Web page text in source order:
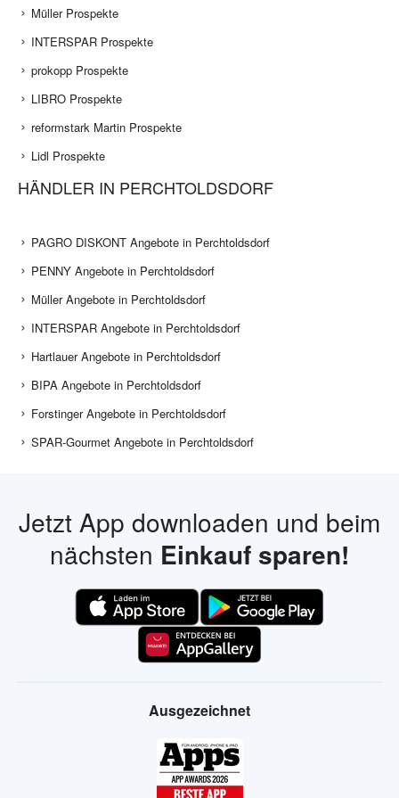
Müller Prospekte
INTERSPAR Prospekte
prokopp Prospekte
LIBRO Prospekte
reformstark Martin Prospekte
Lidl Prospekte
HÄNDLER IN PERCHTOLDSDORF
PAGRO DISKONT Angebote in Perchtoldsdorf
PENNY Angebote in Perchtoldsdorf
Müller Angebote in Perchtoldsdorf
INTERSPAR Angebote in Perchtoldsdorf
Hartlauer Angebote in Perchtoldsdorf
BIPA Angebote in Perchtoldsdorf
Forstinger Angebote in Perchtoldsdorf
SPAR-Gourmet Angebote in Perchtoldsdorf
Jetzt App downloaden und beim
nächsten Einkauf sparen!
Ausgezeichnet